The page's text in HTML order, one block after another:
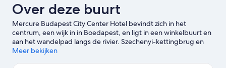
Over deze buurt
Mercure Budapest City Center Hotel bevindt zich in het
centrum, een wijk in in Boedapest, en ligt in een winkelbuurt en
aan het wandelpad langs de rivier. Szechenyi-kettingbrug en
Gellert Thermische Baden en Zwembad zijn opmerkelijke
Meer bekijken